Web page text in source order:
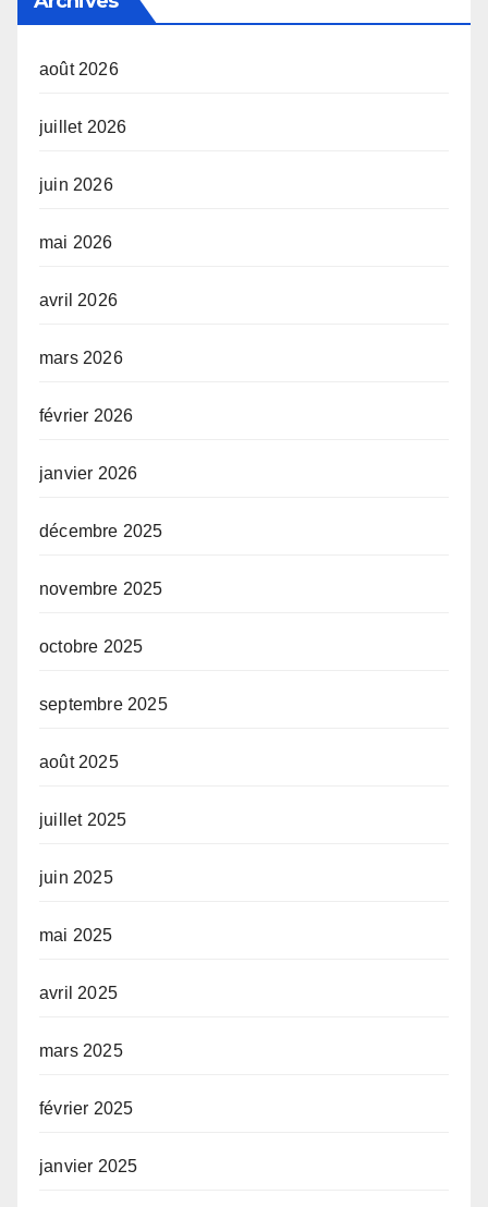
août 2026
juillet 2026
juin 2026
mai 2026
avril 2026
mars 2026
février 2026
janvier 2026
décembre 2025
novembre 2025
octobre 2025
septembre 2025
août 2025
juillet 2025
juin 2025
mai 2025
avril 2025
mars 2025
février 2025
janvier 2025